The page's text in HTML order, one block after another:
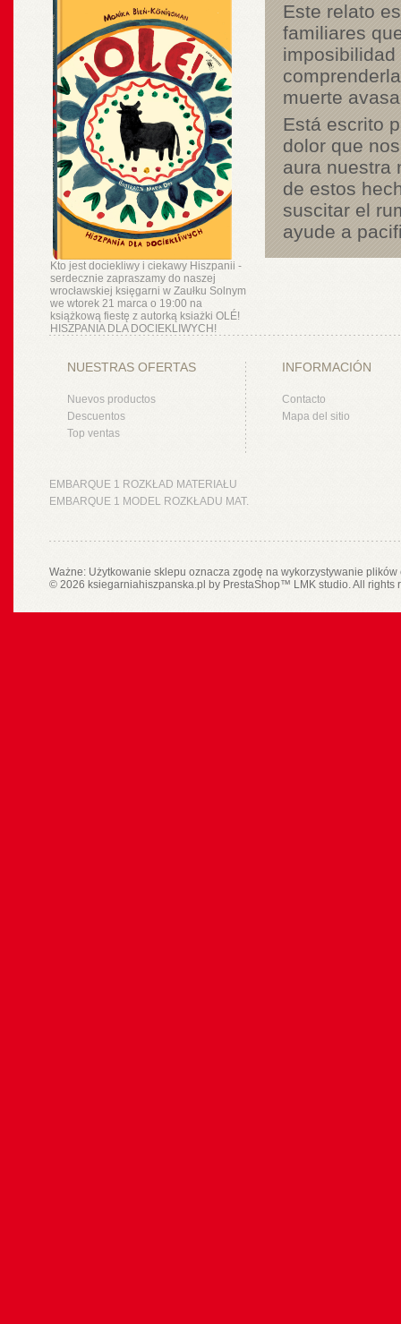
Kto jest dociekliwy i ciekawy Hiszpanii -
serdecznie zapraszamy do naszej
wrocławskiej księgarni w Zaułku Solnym
we wtorek 21 marca o 19:00 na
książkową fiestę z autorką ksiażki OLÉ!
HISZPANIA DLA DOCIEKLIWYCH!
Este relato
familiares
muerte
Está escrito
dolor que
aura nuestra
de estos
suscitar el
ayude a
NUESTRAS OFERTAS
Nuevos productos
Descuentos
Top ventas
INFORMACIÓN
Contacto
Mapa del sitio
EMBARQUE 1 ROZKŁAD MATERIAŁU
EMBARQUE 1 MODEL ROZKŁADU MAT.
Ważne: Użytkowanie sklepu oznacza zgodę na wykorzystywanie
© 2026 ksiegarniahiszpanska.pl by PrestaShop™ LMK studio. All rights